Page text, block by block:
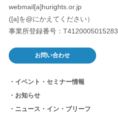
webmail[a]hurights.or.jp
([a]を@にかえてください）
事業所登録番号：T4120005015283
お問い合わせ
イベント・セミナー情報
お知らせ
ニュース・イン・ブリーフ